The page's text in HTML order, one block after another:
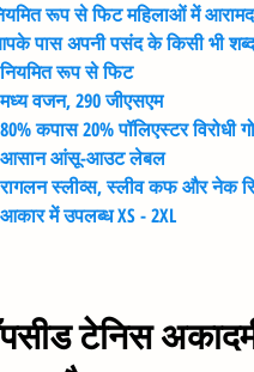
रूप से फिट महिलाओं में
पास अपनी पसंद के किसी भी
रूप से फिट
वजन, 290 जीएसएम
कपास 20% पॉलिएस्टर विरोधी
आंसू-आउट लेबल
स्लीव्स, स्लीव कफ और नेक
में उपलब्ध XS - 2XL
टेनिस